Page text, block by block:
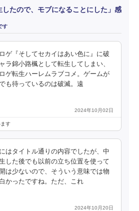
したので、モブになることにした」感
す
ゲ『そしてセカイはあい色に』に破
ラ錦小路楓として転生してしまい、
ゲ転生ハーレムラブコメ。ゲームが
も待っているのは破滅。遠
2024年10月02日
す
はタイトル通りの内容でしたが、中
した後でも以前の立ち位置を使って
は少ないので、そういう意味では物
かったですね。ただ、これ
2024年10月20日